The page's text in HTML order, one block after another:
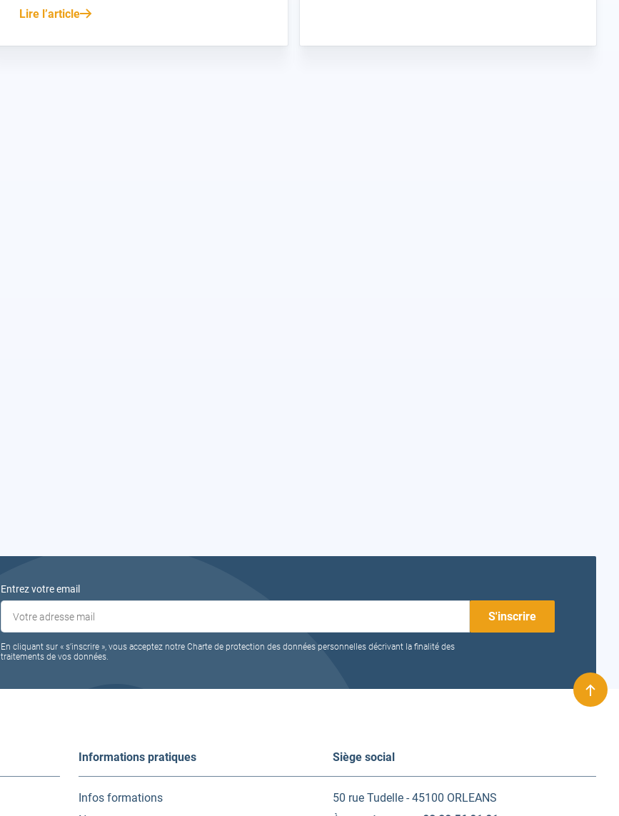
Lire l’article
Entrez votre email
En cliquant sur « s’inscrire », vous acceptez notre Charte de protection des données personnelles décrivant la finalité des
traitements de vos données.
en
Informations pratiques
Infos formations
Siège social
50 rue Tudelle - 45100 ORLEANS